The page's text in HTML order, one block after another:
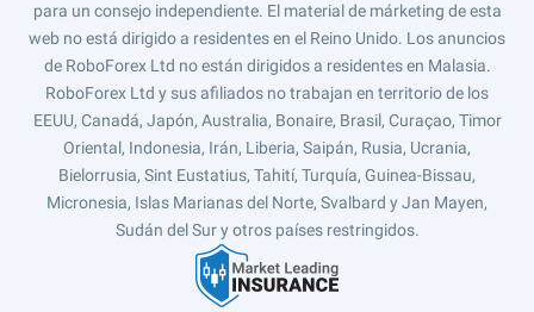
para un consejo independiente. El material de márketing de esta
web no está dirigido a residentes en el Reino Unido. Los anuncios
de RoboForex Ltd no están dirigidos a residentes en Malasia.
RoboForex Ltd y sus afiliados no trabajan en territorio de los
EEUU, Canadá, Japón, Australia, Bonaire, Brasil, Curaçao, Timor
Oriental, Indonesia, Irán, Liberia, Saipán, Rusia, Ucrania,
Bielorrusia, Sint Eustatius, Tahití, Turquía, Guinea-Bissau,
Micronesia, Islas Marianas del Norte, Svalbard y Jan Mayen,
Sudán del Sur y otros países restringidos.